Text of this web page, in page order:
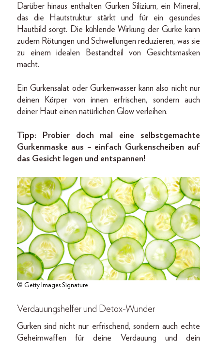
Darüber hinaus enthalten Gurken Silizium, ein Mineral,
das die Hautstruktur stärkt und für ein gesundes
Hautbild sorgt. Die kühlende Wirkung der Gurke kann
zudem Rötungen und Schwellungen reduzieren, was sie
zu einem idealen Bestandteil von Gesichtsmasken
macht.
Ein Gurkensalat oder Gurkenwasser kann also nicht nur
deinen Körper von innen erfrischen, sondern auch
deiner Haut einen natürlichen Glow verleihen.
Tipp: Probier doch mal eine selbstgemachte
Gurkenmaske aus – einfach Gurkenscheiben auf
das Gesicht legen und entspannen!
© Getty Images Signature
Verdauungshelfer und Detox-Wunder
Gurken sind nicht nur erfrischend, sondern auch echte
Geheimwaffen für deine Verdauung und dein